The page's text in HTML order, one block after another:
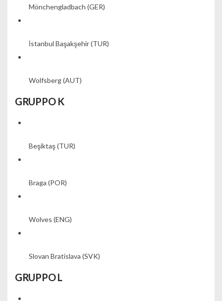
Mönchengladbach (GER)
İstanbul Başakşehir(TUR)
Wolfsberg(AUT)
GRUPPO K
Beşiktaş(TUR)
Braga (POR)
Wolves (ENG)
Slovan Bratislava (SVK)
GRUPPO L